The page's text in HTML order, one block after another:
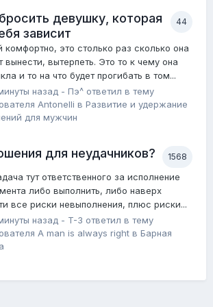
44
девушку, которая
зависит
комфортно, это столько раз сколько она
вынести, вытерпеть. Это то к чему она
и то на что будет прогибать в том...
назад - Пэ^ ответил в тему
Antonelli в Pазвитие и удержание
для мужчин
1568
для неудачников?
тут ответственного за исполнение
либо выполнить, либо наверх
все риски невыполнения, плюс риски...
назад - T-3 ответил в тему
A man is always right в Барная